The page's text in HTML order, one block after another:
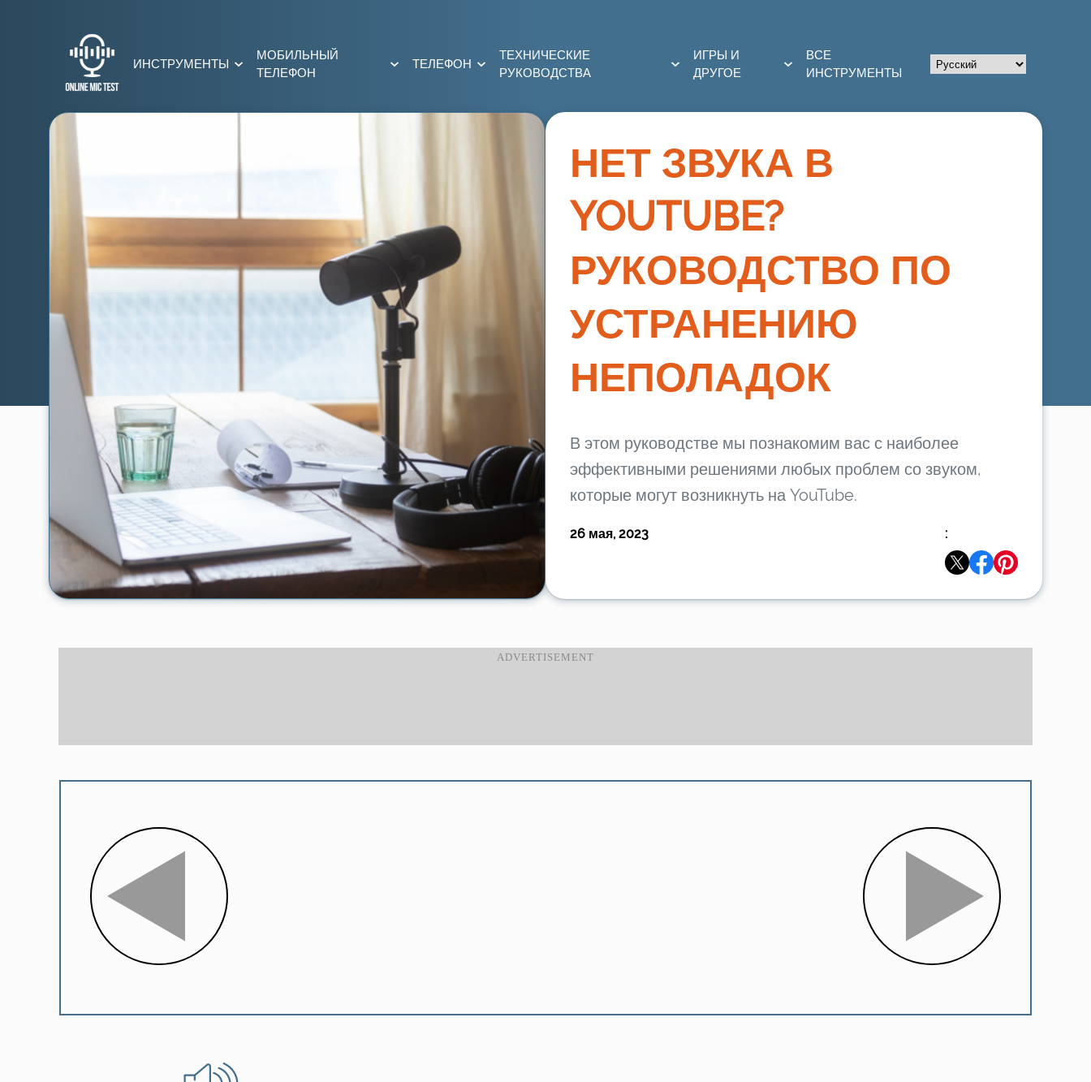
ИНСТРУМЕНТЫ
МОБИЛЬНЫЙ
ТЕЛЕФОН
ТЕЛЕФОН
ТЕХНИЧЕСКИЕ
РУКОВОДСТВА
ИГРЫ И
ДРУГОЕ
ВСЕ
ИНСТРУМЕНТЫ
НЕТ ЗВУКА В
YOUTUBE?
РУКОВОДСТВО ПО
УСТРАНЕНИЮ
НЕПОЛАДОК
В этом руководстве мы познакомим вас с наиболее
эффективными решениями любых проблем со звуком,
которые могут возникнуть на YouTube.
26 мая, 2023 :